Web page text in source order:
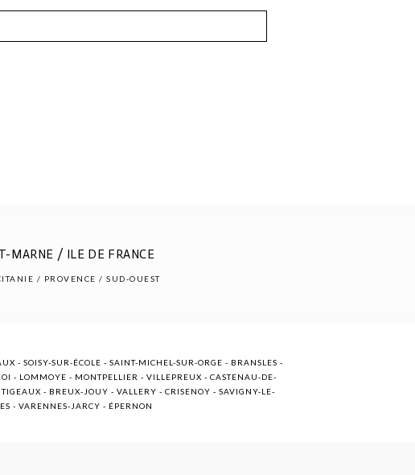
MARNE / ILE DE FRANCE
/ PROVENCE / SUD-OUEST
- SOISY-SUR-ÉCOLE - SAINT-MICHEL-SUR-ORGE - BRANSLES -
- LOMMOYE - MONTPELLIER - VILLEPREUX - CASTENAU-DE-
- BREUX-JOUY - VALLERY - CRISENOY - SAVIGNY-LE-
- VARENNES-JARCY - ÉPERNON